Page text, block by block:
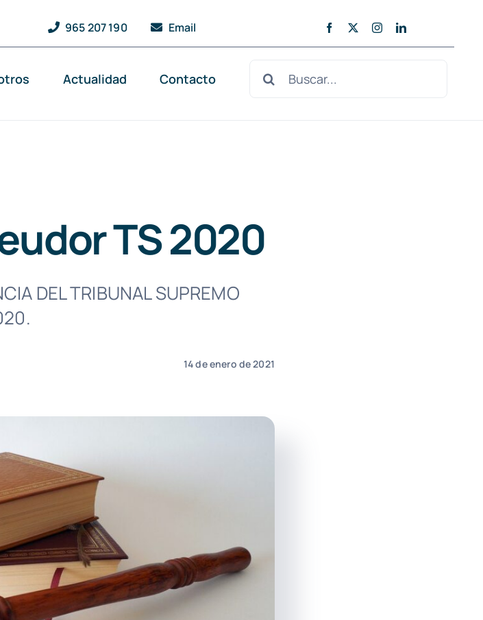
965 207 190 Email
Actualidad Contacto
Buscar:
TS 2020
DEL TRIBUNAL SUPREMO
14 de enero de 2021